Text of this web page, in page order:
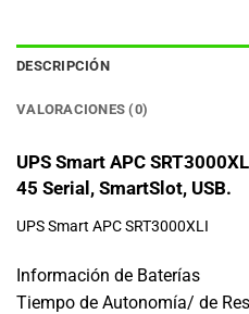
DESCRIPCIÓN
VALORACIONES (0)
UPS Smart APC
45 Serial, SmartSlot, USB.
UPS Smart APC SRT3000XLI
Información de Baterías
Tiempo de Autonomía/ de